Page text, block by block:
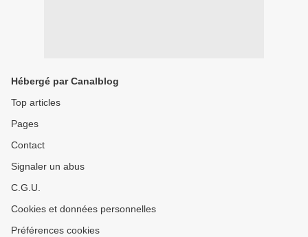
Hébergé par Canalblog
Top articles
Pages
Contact
Signaler un abus
C.G.U.
Cookies et données personnelles
Préférences cookies